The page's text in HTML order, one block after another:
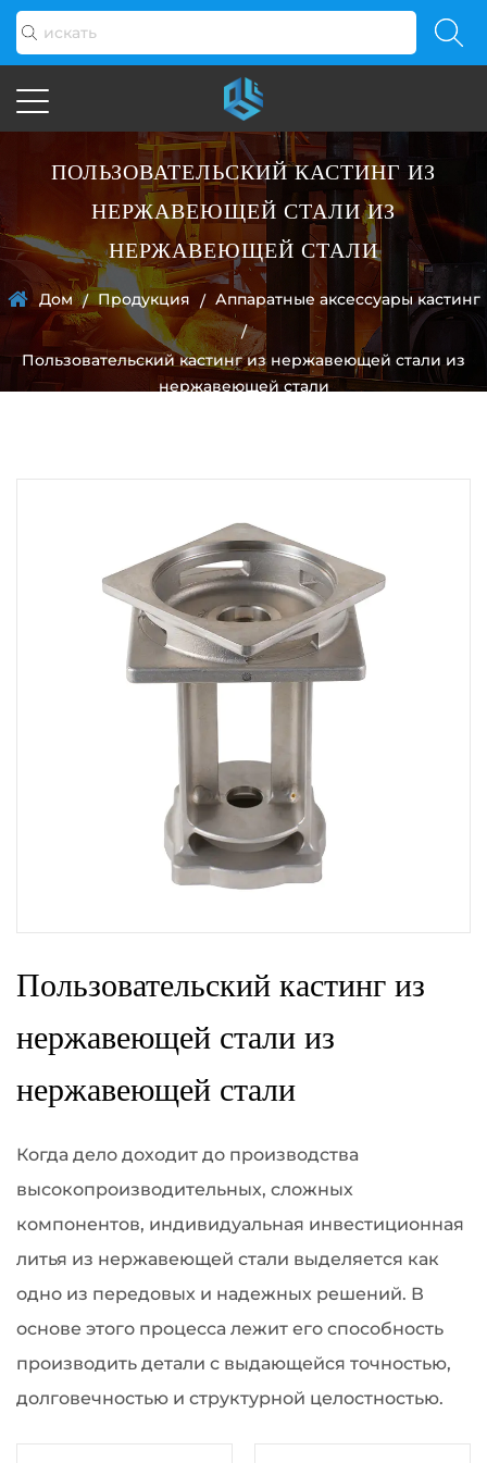
ПОЛЬЗОВАТЕЛЬСКИЙ КАСТИНГ ИЗ
НЕРЖАВЕЮЩЕЙ СТАЛИ ИЗ
НЕРЖАВЕЮЩЕЙ СТАЛИ
Дом / Продукция / Аппаратные аксессуары кастинг
/
Пользовательский кастинг из нержавеющей стали из
нержавеющей стали
Пользовательский кастинг из
нержавеющей стали из
нержавеющей стали
Когда дело доходит до производства
высокопроизводительных, сложных
компонентов, индивидуальная инвестиционная
литья из нержавеющей стали выделяется как
одно из передовых и надежных решений. В
основе этого процесса лежит его способность
производить детали с выдающейся точностью,
долговечностью и структурной целостностью.